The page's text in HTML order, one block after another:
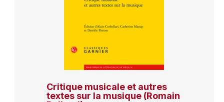
Critique musicale et autres
textes sur la musique (Romain